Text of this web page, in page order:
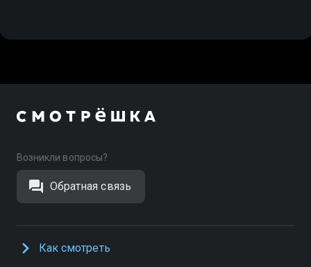
Возникли вопросы?
Обратная связь
Как смотреть